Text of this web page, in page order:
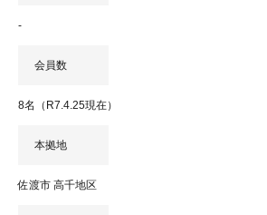
-
会員数
8名（R7.4.25現在）
本拠地
佐渡市 高千地区